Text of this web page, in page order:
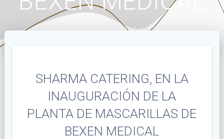
Asociación Empresarial de Catering
SHARMA CATERING, EN LA
INAUGURACIÓN DE LA
PLANTA DE MASCARILLAS DE
BEXEN MEDICAL